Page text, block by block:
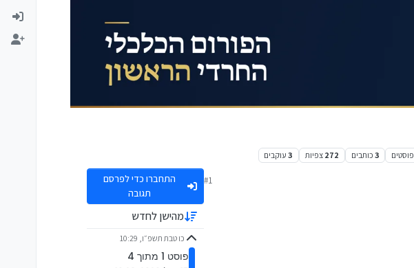
פוסטים 3 כותבים 272 צפיות 3 עוקבים
#1
התחברו כדי לפרסם
תגובה
מהישן לחדש
כו טבת תשפ״ו, 10:29
פוסט 1 מתוך 4